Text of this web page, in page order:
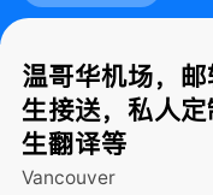
温哥华机场，
生接送，私人
生翻译等
Vancouver